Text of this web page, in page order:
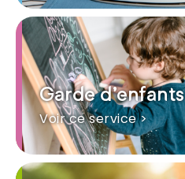
Garde d'enfants
Voir ce service >